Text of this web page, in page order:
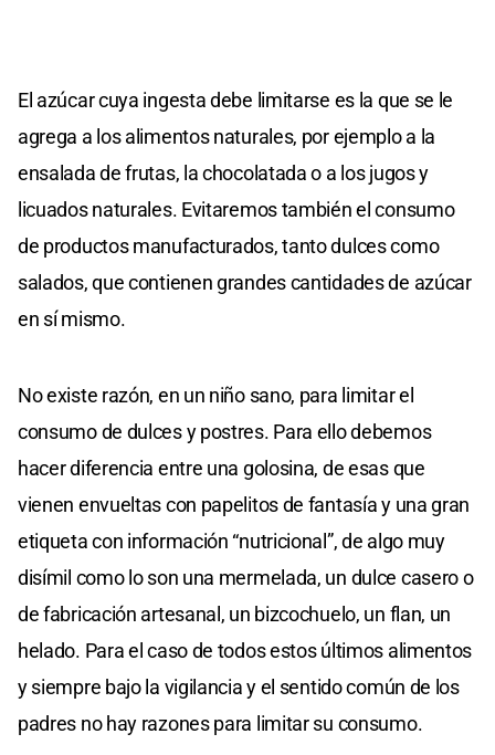
El azúcar cuya ingesta debe limitarse es la que se le
agrega a los alimentos naturales, por ejemplo a la
ensalada de frutas, la chocolatada o a los jugos y
licuados naturales. Evitaremos también el consumo
de productos manufacturados, tanto dulces como
salados, que contienen grandes cantidades de azúcar
en sí mismo.
No existe razón, en un niño sano, para limitar el
consumo de dulces y postres. Para ello debemos
hacer diferencia entre una golosina, de esas que
vienen envueltas con papelitos de fantasía y una gran
etiqueta con información “nutricional”, de algo muy
disímil como lo son una mermelada, un dulce casero o
de fabricación artesanal, un bizcochuelo, un flan, un
helado. Para el caso de todos estos últimos alimentos
y siempre bajo la vigilancia y el sentido común de los
padres no hay razones para limitar su consumo.